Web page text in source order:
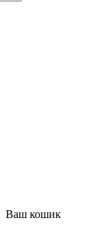
Ваш кошик